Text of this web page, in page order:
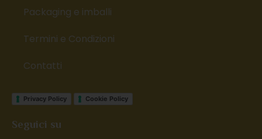
Packaging e imballi
Termini e Condizioni
Contatti
Privacy Policy Cookie Policy
Seguici su